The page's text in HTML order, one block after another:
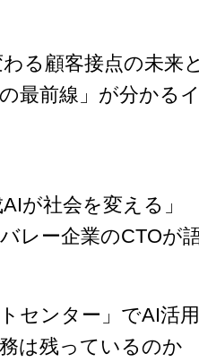
わる顧客接点の未
最前線」が分かる
AIが社会を変える
レー企業のCTOが
トセンター」でAI
は残っているのか